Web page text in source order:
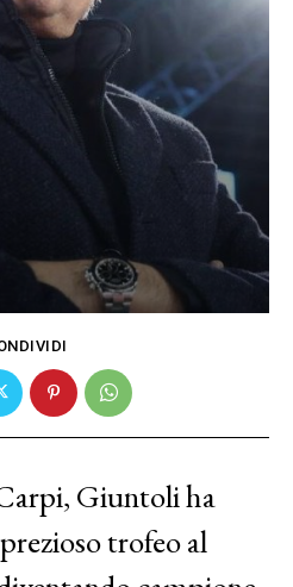
Giuntoli ha
trofeo al